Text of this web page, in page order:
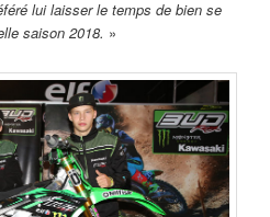
lui laisser le temps de bien se
saison 2018. »